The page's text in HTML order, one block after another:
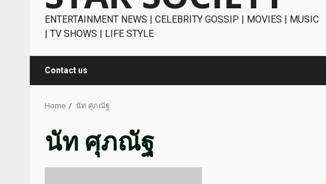
ENTERTAINMENT NEWS | CELEBRITY GOSSIP | MOVIES | MUSIC
| TV SHOWS | LIFE STYLE
Contact us
Home นัท ศุภณัฐ
นัท ศุภณัฐ